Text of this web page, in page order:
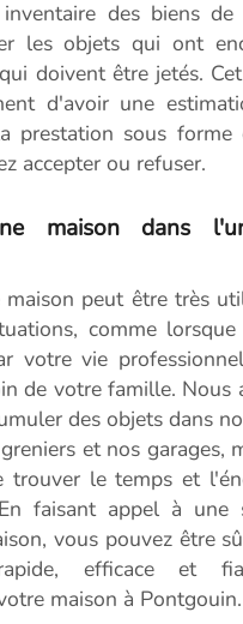
des biens de
les objets qui ont
doivent être jetés.
d'avoir une
prestation sous forme
accepter ou refuser.
maison dans
maison peut être très
comme
votre vie
de votre famille. Nous
des objets dans
et nos garages,
trouver le temps et
faisant appel à une
vous pouvez être
efficace et
maison à Pontgouin.